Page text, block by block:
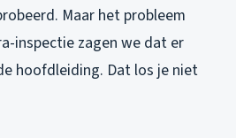
Maar het probleem
inspectie zagen we dat er
hoofdleiding. Dat los je niet